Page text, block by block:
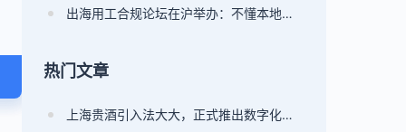
出海用工合规论坛在沪举办：不懂本地用工，别谈全球市场！
热门文章
上海贵酒引入法大大，正式推出数字化签约系统